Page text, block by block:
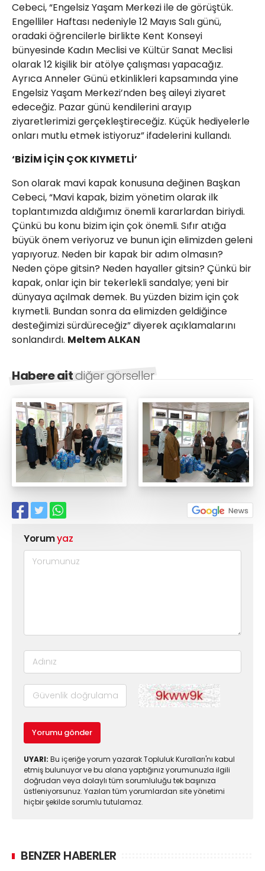
Cebeci, “Engelsiz Yaşam Merkezi ile de görüştük.
Engelliler Haftası nedeniyle 12 Mayıs Salı günü,
oradaki öğrencilerle birlikte Kent Konseyi
bünyesinde Kadın Meclisi ve Kültür Sanat Meclisi
olarak 12 kişilik bir atölye çalışması yapacağız.
Ayrıca Anneler Günü etkinlikleri kapsamında yine
Engelsiz Yaşam Merkezi’nden beş aileyi ziyaret
edeceğiz. Pazar günü kendilerini arayıp
ziyaretlerimizi gerçekleştireceğiz. Küçük hediyelerle
onları mutlu etmek istiyoruz” ifadelerini kullandı.
‘BİZİM İÇİN ÇOK KIYMETLİ’
Son olarak mavi kapak konusuna değinen Başkan
Cebeci, “Mavi kapak, bizim yönetim olarak ilk
toplantımızda aldığımız önemli kararlardan biriydi.
Çünkü bu konu bizim için çok önemli. Sıfır atığa
büyük önem veriyoruz ve bunun için elimizden geleni
yapıyoruz. Neden bir kapak bir adım olmasın?
Neden çöpe gitsin? Neden hayaller gitsin? Çünkü bir
kapak, onlar için bir tekerlekli sandalye; yeni bir
dünyaya açılmak demek. Bu yüzden bizim için çok
kıymetli. Bundan sonra da elimizden geldiğince
desteğimizi sürdüreceğiz” diyerek açıklamalarını
sonlandırdı. Meltem ALKAN
Habere aitdiğer görseller
Yorumyaz
Yorumu gönder
UYARI: Bu içeriğe yorum yazarak Topluluk Kuralları'nı kabul
etmiş bulunuyor ve bu alana yaptığınız yorumunuzla ilgili
doğrudan veya dolaylı tüm sorumluluğu tek başınıza
üstleniyorsunuz. Yazılan tüm yorumlardan site yönetimi
hiçbir şekilde sorumlu tutulamaz.
BENZER HABERLER